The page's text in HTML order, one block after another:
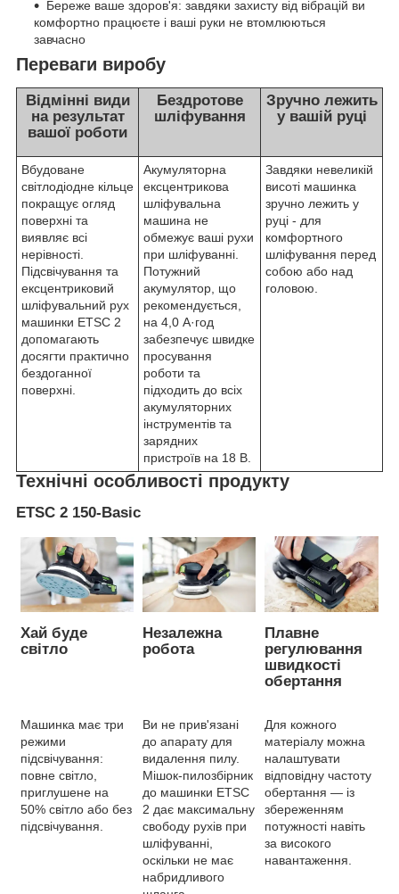
Береже ваше здоров'я: завдяки захисту від вібрацій ви
комфортно працюєте і ваші руки не втомлюються
завчасно
Переваги виробу
Відмінні види
на результат
вашої роботи
Бездротове
шліфування
Зручно лежить
у вашій руці
Вбудоване
світлодіодне кільце
покращує огляд
поверхні та
виявляє всі
нерівності.
Підсвічування та
ексцентриковий
шліфувальний рух
машинки ETSC 2
допомагають
досягти практично
бездоганної
поверхні.
Акумуляторна
ексцентрикова
шліфувальна
машина не
обмежує ваші рухи
при шліфуванні.
Потужний
акумулятор, що
рекомендується,
на 4,0 А·год
забезпечує швидке
просування
роботи та
підходить до всіх
акумуляторних
інструментів та
зарядних
пристроїв на 18 В.
Завдяки невеликій
висоті машинка
зручно лежить у
руці - для
комфортного
шліфування перед
собою або над
головою.
Технічні особливості продукту
ETSC 2 150-Basic
Хай буде
світло
Незалежна
робота
Плавне
регулювання
швидкості
обертання
Машинка має три
режими
підсвічування:
повне світло,
приглушене на
50% світло або без
підсвічування.
Ви не прив'язані
до апарату для
видалення пилу.
Мішок-пилозбірник
до машинки ETSC
2 дає максимальну
свободу рухів при
шліфуванні,
оскільки не має
набридливого
Для кожного
матеріалу можна
налаштувати
відповідну частоту
обертання — із
збереженням
потужності навіть
за високого
навантаження.